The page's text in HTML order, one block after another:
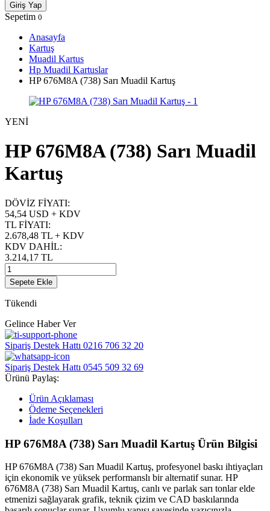
Giriş Yap
Sepetim 0
Anasayfa
Kartuş
Muadil Kartus
Hp Muadil Kartuslar
HP 676M8A (738) Sarı Muadil Kartuş
YENİ
HP 676M8A (738) Sarı Muadil
Kartuş
DÖVİZ FİYATI:
54,54 USD + KDV
TL FİYATI:
2.678,48 TL + KDV
KDV DAHİL:
3.214,17 TL
Sepete Ekle
Tükendi
Gelince Haber Ver
Sipariş Destek Hattı 0216 706 32 20
Sipariş Destek Hattı 0545 509 32 69
Ürünü Paylaş:
Ürün Açıklaması
Ödeme Seçenekleri
İade Koşulları
HP 676M8A (738) Sarı Muadil Kartuş Ürün Bilgisi
HP 676M8A (738) Sarı Muadil Kartuş, profesyonel baskı ihtiyaçları
için ekonomik ve yüksek performanslı bir alternatif sunar. HP
676M8A (738) Sarı Muadil Kartuş, canlı ve parlak sarı tonlar elde
etmenizi sağlayarak grafik, teknik çizim ve CAD baskılarında